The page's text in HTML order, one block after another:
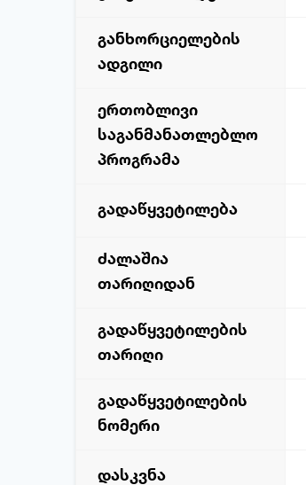
განხორციელების
ადგილი
ერთობლივი
საგანმანათლებლო
პროგრამა
გადაწყვეტილება
ძალაშია
თარიღიდან
გადაწყვეტილების
თარიღი
გადაწყვეტილების
ნომერი
დასკვნა